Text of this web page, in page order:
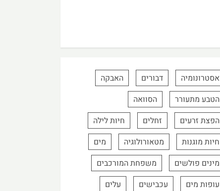
אסטרונומיה דבורים
האבקה
הטבע מתעורר
הסוואה
הפצת זרעים
זחלים
חיות לילה
חיות מוגנות
מטאורולוגיה
מים
מינים פולשים
משפחת המורכבים
עופות מים
עכבישים
עלים